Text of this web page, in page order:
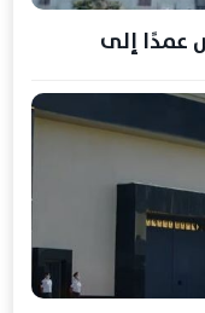
شخص عمدًا إلى